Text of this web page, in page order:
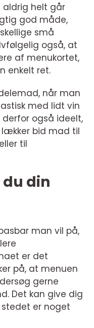
aldrig helt går
god måde,
små
også, at
af menukortet,
enkelt ret.
når man
med lidt vin
også ideelt,
bid mad til
til
din
man vil på,
er det
på, at menuen
gerne
Det kan give dig
er noget